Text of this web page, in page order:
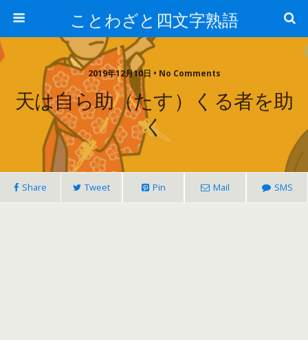
ことわざと四文字熟語
2019年12月10日 • No Comments
天は自ら助（たす）くる者を助
く
Share Tweet Pin Mail SMS